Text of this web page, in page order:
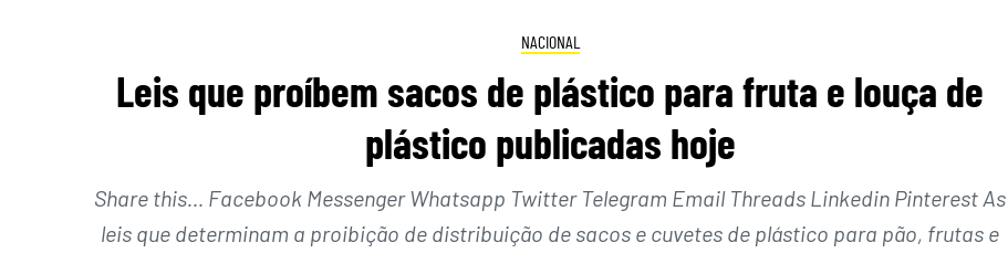
NACIONAL
Leis que proíbem sacos de plástico para fruta e louça de
plástico publicadas hoje
Share this… Facebook Messenger Whatsapp Twitter Telegram Email Threads Linkedin Pinterest As
leis que determinam a proibição de distribuição de sacos e cuvetes de plástico para pão, frutas e